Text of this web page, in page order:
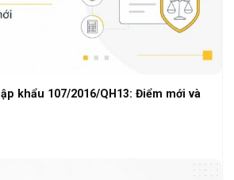
khẩu 107/2016/QH13: Điểm mới và